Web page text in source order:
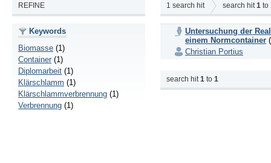
REFINE
Keywords
Biomasse (1)
Container (1)
Diplomarbeit (1)
Klärschlamm (1)
Klärschlammverbrennung (1)
Verbrennung (1)
1 search hit search hit 1 to
Untersuchung der
einem Normcontainer
Christian Portius
search hit1 to 1